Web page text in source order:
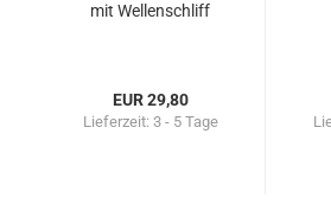
mit Wellenschliff
EUR 29,80
Lieferzeit: 3 - 5 Tage